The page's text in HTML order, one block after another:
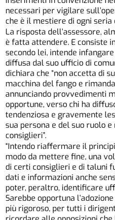
necessari per vigilare
che è il mestiere di ogni seria
La risposta dell’assessore,
è fatta attendere. E consiste
secondo lei, intende
diffusa dal suo ufficio di
dichiara che “non accetta di
macchina del fango e
annunciando provvedimenti
opportune, verso chi ha
tendenziosa e gravemente
sua persona e del suo ruolo
consiglieri”.
“Intendo riaffermare il
modo da mettere fine, una
di certi consiglieri e di taluni
dati e informazioni anche
poter, peraltro, identificare
Sarebbe opportuna
più rigoroso, per tutti i